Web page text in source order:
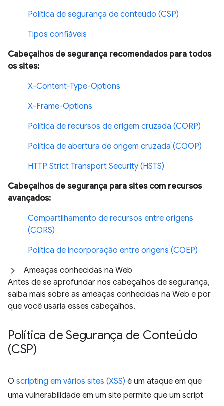
Política de segurança de conteúdo (CSP)
Tipos confiáveis
Cabeçalhos de segurança recomendados para todos
os sites:
X-Content-Type-Options
X-Frame-Options
Política de recursos de origem cruzada (CORP)
Política de abertura de origem cruzada (COOP)
HTTP Strict Transport Security (HSTS)
Cabeçalhos de segurança para sites com recursos
avançados:
Compartilhamento de recursos entre origens
(CORS)
Política de incorporação entre origens (COEP)
Ameaças conhecidas na Web
Antes de se aprofundar nos cabeçalhos de segurança,
saiba mais sobre as ameaças conhecidas na Web e por
que você usaria esses cabeçalhos.
Política de Segurança de Conteúdo
(CSP)
O scripting em vários sites (XSS) é um ataque em que
uma vulnerabilidade em um site permite que um script